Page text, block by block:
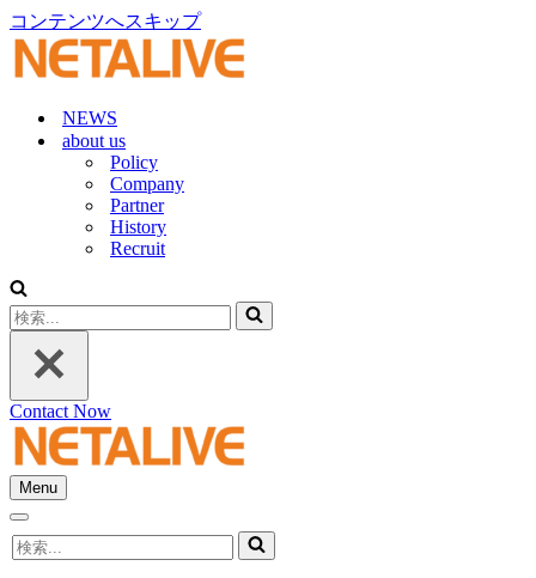
コンテンツへスキップ
NEWS
about us
Policy
Company
Partner
History
Recruit
検
索...
Contact Now
Menu
ナ
ゲ
ナ
ビ
検
索...